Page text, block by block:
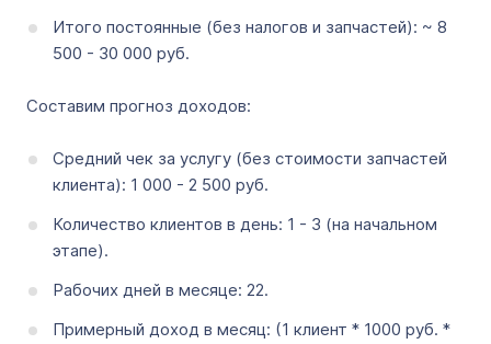
Итого постоянные (без налогов и запчастей): ~ 8
500 - 30 000 руб.
Составим прогноз доходов:
Средний чек за услугу (без стоимости запчастей
клиента): 1 000 - 2 500 руб.
Количество клиентов в день: 1 - 3 (на начальном
этапе).
Рабочих дней в месяце: 22.
Примерный доход в месяц: (1 клиент * 1000 руб. *